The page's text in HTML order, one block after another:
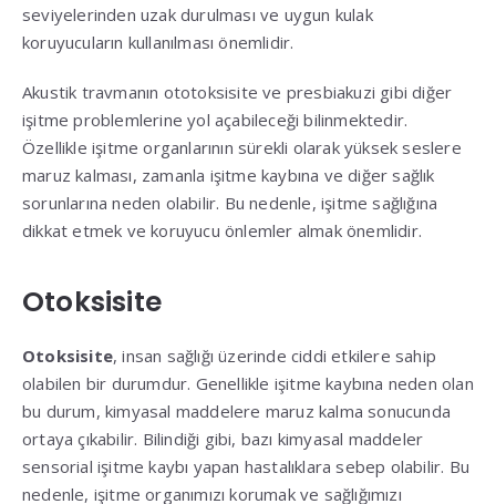
seviyelerinden uzak durulması ve uygun kulak
koruyucuların kullanılması önemlidir.
Akustik travmanın ototoksisite ve presbiakuzi gibi diğer
işitme problemlerine yol açabileceği bilinmektedir.
Özellikle işitme organlarının sürekli olarak yüksek seslere
maruz kalması, zamanla işitme kaybına ve diğer sağlık
sorunlarına neden olabilir. Bu nedenle, işitme sağlığına
dikkat etmek ve koruyucu önlemler almak önemlidir.
Otoksisite
Otoksisite, insan sağlığı üzerinde ciddi etkilere sahip
olabilen bir durumdur. Genellikle işitme kaybına neden olan
bu durum, kimyasal maddelere maruz kalma sonucunda
ortaya çıkabilir. Bilindiği gibi, bazı kimyasal maddeler
sensorial işitme kaybı yapan hastalıklara sebep olabilir. Bu
nedenle, işitme organımızı korumak ve sağlığımızı